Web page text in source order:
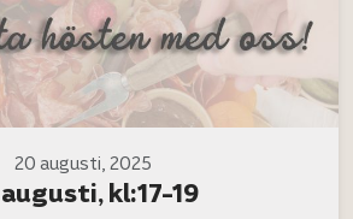
20 augusti, 2025
kl:17-19